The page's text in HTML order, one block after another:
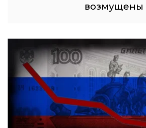
возмущены